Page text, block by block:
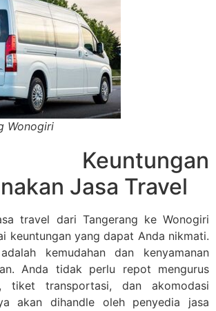
Wonogiri
Keuntungan
Jasa Travel
travel dari Tangerang ke Wonogiri
keuntungan yang dapat Anda nikmati.
kemudahan dan kenyamanan
Anda tidak perlu repot mengurus
tiket transportasi, dan akomodasi
akan dihandle oleh penyedia jasa